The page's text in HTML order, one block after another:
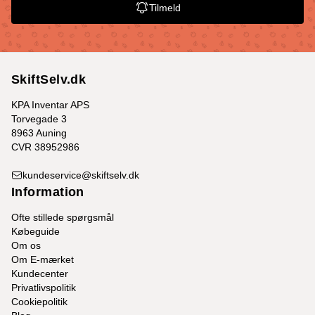
Tilmeld
SkiftSelv.dk
KPA Inventar APS
Torvegade 3
8963 Auning
CVR 38952986
kundeservice@skiftselv.dk
Information
Ofte stillede spørgsmål
Købeguide
Om os
Om E-mærket
Kundecenter
Privatlivspolitik
Cookiepolitik